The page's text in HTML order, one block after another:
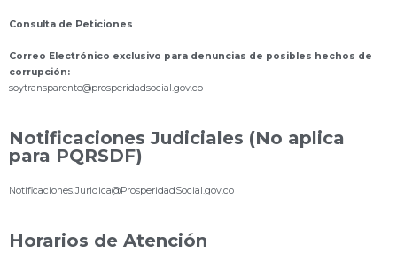
Consulta de Peticiones
Correo Electrónico exclusivo para denuncias de posibles hechos de
corrupción:
soytransparente@prosperidadsocial.gov.co
Notificaciones Judiciales (No aplica
para PQRSDF)
Notificaciones.Juridica@ProsperidadSocial.gov.co
Horarios de Atención